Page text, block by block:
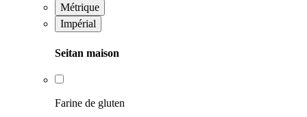
Métrique
Impérial
Seitan maison
Farine de gluten